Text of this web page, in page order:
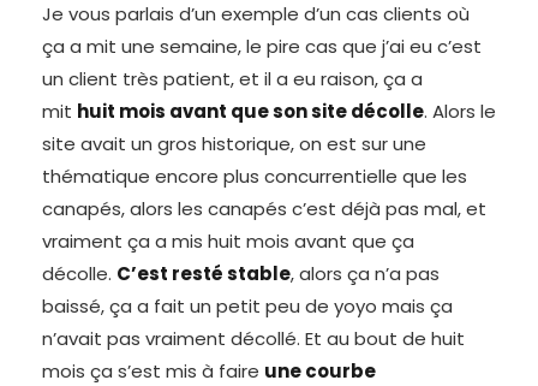
Je vous parlais d’un exemple d’un cas clients où
ça a mit une semaine, le pire cas que j’ai eu c’est
un client très patient, et il a eu raison, ça a
mit huit mois avant que son site décolle. Alors le
site avait un gros historique, on est sur une
thématique encore plus concurrentielle que les
canapés, alors les canapés c’est déjà pas mal, et
vraiment ça a mis huit mois avant que ça
décolle. C’est resté stable, alors ça n’a pas
baissé, ça a fait un petit peu de yoyo mais ça
n’avait pas vraiment décollé. Et au bout de huit
mois ça s’est mis à faire une courbe